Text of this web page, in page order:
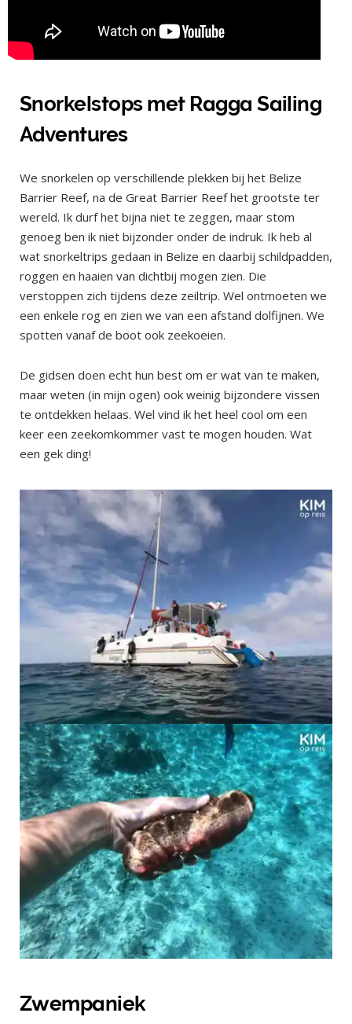
Snorkelstops met Ragga Sailing
Adventures
We snorkelen op verschillende plekken bij het Belize
Barrier Reef, na de Great Barrier Reef het grootste ter
wereld. Ik durf het bijna niet te zeggen, maar stom
genoeg ben ik niet bijzonder onder de indruk. Ik heb al
wat snorkeltrips gedaan in Belize en daarbij schildpadden,
roggen en haaien van dichtbij mogen zien. Die
verstoppen zich tijdens deze zeiltrip. Wel ontmoeten we
een enkele rog en zien we van een afstand dolfijnen. We
spotten vanaf de boot ook zeekoeien.
De gidsen doen echt hun best om er wat van te maken,
maar weten (in mijn ogen) ook weinig bijzondere vissen
te ontdekken helaas. Wel vind ik het heel cool om een
keer een zeekomkommer vast te mogen houden. Wat
een gek ding!
Zwempaniek